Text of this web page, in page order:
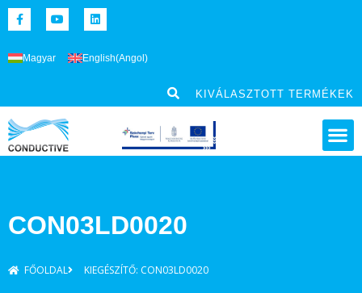
Magyar English(Angol )
KIVÁLASZTOTT TERMÉKEK
CON03LD0020
FŐOLDAL KIEGÉSZÍTŐ: CON03LD0020